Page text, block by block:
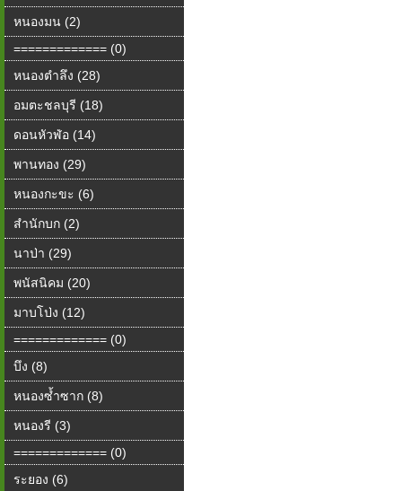
หนองมน (2)
============= (0)
หนองตำลึง (28)
อมตะชลบุรี (18)
ดอนหัวฬ่อ (14)
พานทอง (29)
หนองกะขะ (6)
สำนักบก (2)
นาป่า (29)
พนัสนิคม (20)
มาบโป่ง (12)
============= (0)
บึง (8)
หนองซ้ำซาก (8)
หนองรี (3)
============= (0)
ระยอง (6)